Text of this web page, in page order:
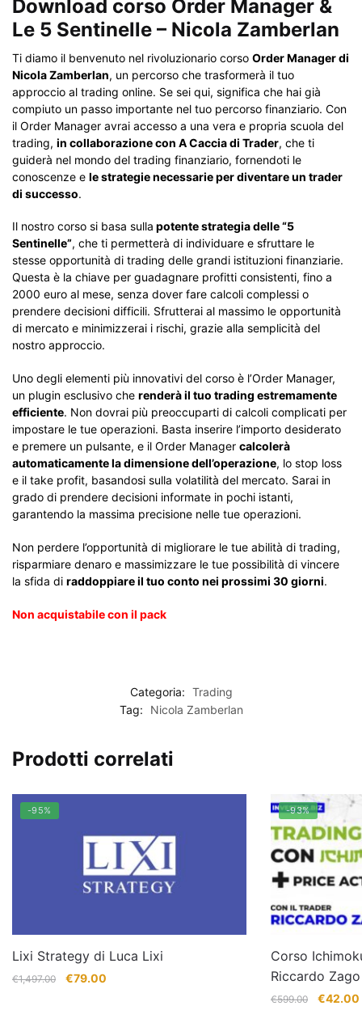
Download corso Order Manager &
Le 5 Sentinelle – Nicola Zamberlan
Ti diamo il benvenuto nel rivoluzionario corso Order Manager di
Nicola Zamberlan, un percorso che trasformerà il tuo
approccio al trading online. Se sei qui, significa che hai già
compiuto un passo importante nel tuo percorso finanziario. Con
il Order Manager avrai accesso a una vera e propria scuola del
trading, in collaborazione con A Caccia di Trader, che ti
guiderà nel mondo del trading finanziario, fornendoti le
conoscenze e le strategie necessarie per diventare un trader
di successo.
Il nostro corso si basa sulla potente strategia delle “5
Sentinelle”, che ti permetterà di individuare e sfruttare le
stesse opportunità di trading delle grandi istituzioni finanziarie.
Questa è la chiave per guadagnare profitti consistenti, fino a
2000 euro al mese, senza dover fare calcoli complessi o
prendere decisioni difficili. Sfrutterai al massimo le opportunità
di mercato e minimizzerai i rischi, grazie alla semplicità del
nostro approccio.
Uno degli elementi più innovativi del corso è l’Order Manager,
un plugin esclusivo che renderà il tuo trading estremamente
efficiente. Non dovrai più preoccuparti di calcoli complicati per
impostare le tue operazioni. Basta inserire l’importo desiderato
e premere un pulsante, e il Order Manager calcolerà
automaticamente la dimensione dell’operazione, lo stop loss
e il take profit, basandosi sulla volatilità del mercato. Sarai in
grado di prendere decisioni informate in pochi istanti,
garantendo la massima precisione nelle tue operazioni.
Non perdere l’opportunità di migliorare le tue abilità di trading,
risparmiare denaro e massimizzare le tue possibilità di vincere
la sfida di raddoppiare il tuo conto nei prossimi 30 giorni.
Non acquistabile con il pack
Categoria: Trading
Tag:
Nicola Zamberlan
Prodotti correlati
-95%
Lixi Strategy di Luca Lixi
€1,497.00
Il
€79.00
-93%
Corso
Riccardo Zago
€599.00
Il
€42.00